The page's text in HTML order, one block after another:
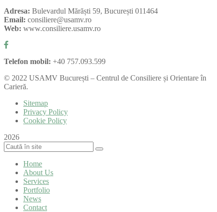
Adresa: Bulevardul Mărăști 59, București 011464
Email: consiliere@usamv.ro
Web: www.consiliere.usamv.ro
Telefon mobil: +40 757.093.599
© 2022 USAMV București – Centrul de Consiliere și Orientare în
Carieră.
Sitemap
Privacy Policy
Cookie Policy
2026
Home
About Us
Services
Portfolio
News
Contact